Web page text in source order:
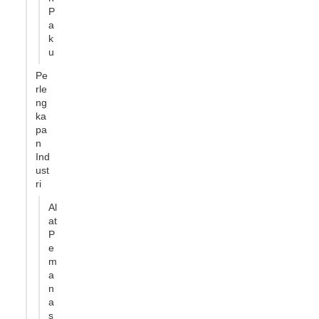
P
a
k
u
Pe
rle
ng
ka
pa
n
Ind
ust
ri
Al
at
P
e
m
a
n
a
s